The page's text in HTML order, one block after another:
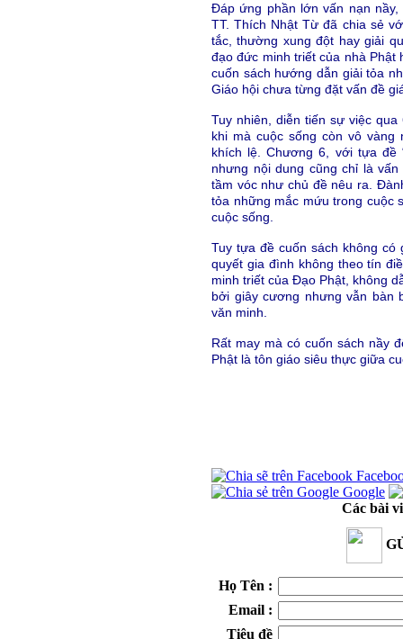
Đáp ứng phần lớn vấn nạn nầy,
TT. Thích Nhật Từ đã chia sẻ
tắc, thường xung đột hay giải
đạo đức minh triết của nhà
cuốn sách hướng dẫn giải tỏa
Giáo hội chưa từng đặt vấn đề
Tuy nhiên, diễn tiến sự việc
khi mà cuộc sống còn vô
khích lệ. Chương 6, với tựa đề
nhưng nội dung cũng chỉ là
tầm vóc như chủ đề nêu ra.
tỏa những mắc mứu trong cuộc
cuộc sống.
Tuy tựa đề cuốn sách không
quyết gia đình không theo tín
minh triết của Đạo Phật, không
bởi giây cương nhưng vẫn bàn
văn minh.
Rất may mà có cuốn sách nầy
Phật là tôn giáo siêu thực giữa
Google
Các bài
Họ Tên :
Email :
Tiêu đề